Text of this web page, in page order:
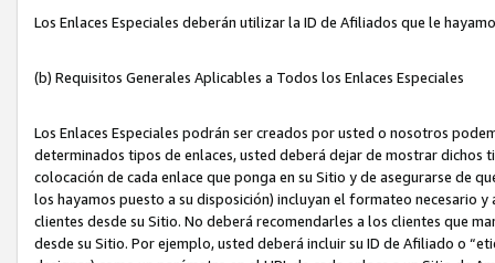
Los Enlaces Especiales deberán utilizar la ID de Afiliados que le
(b) Requisitos Generales Aplicables a Todos los Enlaces Especiales
Los Enlaces Especiales podrán ser creados por usted o nosotros
determinados tipos de enlaces, usted deberá dejar de mostrar dichos
colocación de cada enlace que ponga en su Sitio y de asegurarse de
los hayamos puesto a su disposición) incluyan el formateo necesario
clientes desde su Sitio. No deberá recomendarles a los clientes que
desde su Sitio. Por ejemplo, usted deberá incluir su ID de Afiliado o